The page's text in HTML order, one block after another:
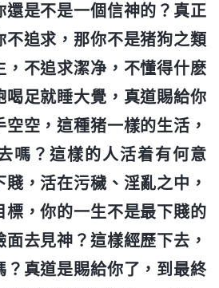
還是不是一個信神的？真正
不追求，那你不是猪狗之類
，不追求潔净，不懂得什麽
喝足就睡大覺，真道賜給你
空，這種猪一樣的生活，
嗎？這樣的人活着有何意
，活在污穢、淫亂之中，
標，你的一生不是最下賤的
去見神？這樣經歷下去，
？真道是賜給你了，到最終